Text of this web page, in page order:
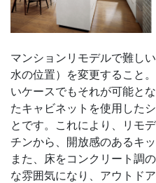
マンションリモデルで難し
水の位置）を変更すること
いケースでもそれが可能と
たキャビネットを使用した
とです。これにより、リモ
チンから、開放感のあるキ
また、床をコンクリート調
な雰囲気になり、アウトド